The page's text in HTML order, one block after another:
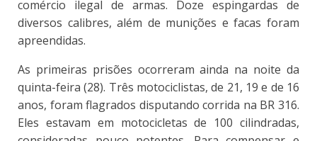
comércio ilegal de armas. Doze espingardas de
diversos calibres, além de munições e facas foram
apreendidas.
As primeiras prisões ocorreram ainda na noite da
quinta-feira (28). Três motociclistas, de 21, 19 e de 16
anos, foram flagrados disputando corrida na BR 316.
Eles estavam em motocicletas de 100 cilindradas,